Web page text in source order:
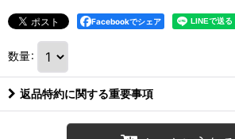
Facebookでシェア
数量:
返品特約に関する重要事項